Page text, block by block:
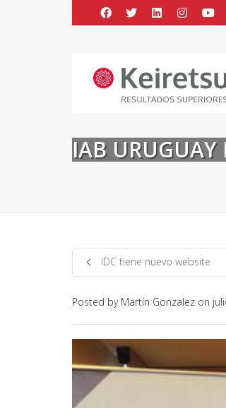
IAB URUGUAY
IDC tiene nuevo website
Posted by Martín Gonzalez on